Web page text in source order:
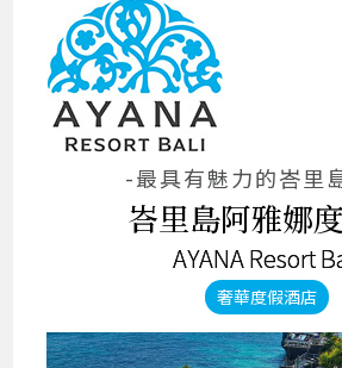
-最具有魅力的峇里
峇里島阿雅娜
AYANA Resort
奢華度假酒店